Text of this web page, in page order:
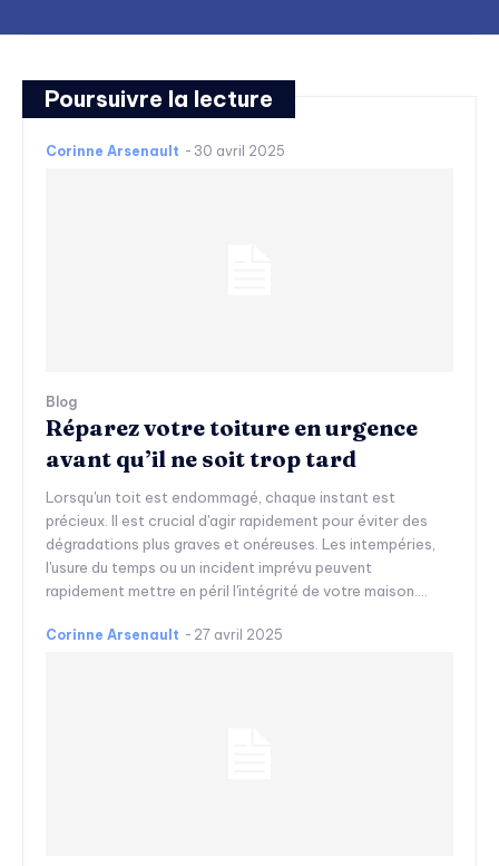
Poursuivre la lecture
Corinne Arsenault - 30 avril 2025
Blog
Réparez votre toiture en urgence
avant qu’il ne soit trop tard
Lorsqu'un toit est endommagé, chaque instant est
précieux. Il est crucial d'agir rapidement pour éviter des
dégradations plus graves et onéreuses. Les intempéries,
l'usure du temps ou un incident imprévu peuvent
rapidement mettre en péril l'intégrité de votre maison....
Corinne Arsenault - 27 avril 2025